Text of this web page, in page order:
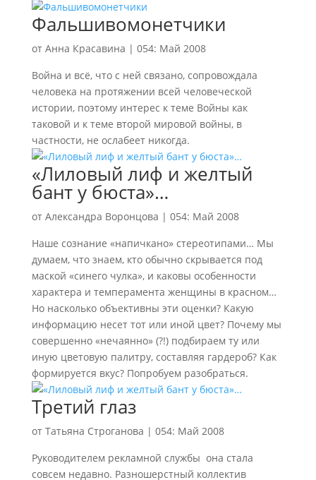
Фальшивомонетчики
от Анна Красавина | 054: Май 2008
Война и всё, что с ней связано, сопровождала
человека на протяжении всей человеческой
истории, поэтому интерес к теме Войны как
таковой и к теме второй мировой войны, в
частности, не ослабеет никогда.
«Лиловый лиф и желтый
бант у бюста»…
от Александра Воронцова | 054: Май 2008
Наше сознание «напичкано» стереотипами… Мы
думаем, что знаем, кто обычно скрывается под
маской «синего чулка», и каковы особенности
характера и темперамента женщины в красном…
Но насколько объективны эти оценки? Какую
информацию несет тот или иной цвет? Почему мы
совершенно «нечаянно» (?!) подбираем ту или
иную цветовую палитру, составляя гардероб? Как
формируется вкус? Попробуем разобраться.
Третий глаз
от Татьяна Строганова | 054: Май 2008
Руководителем рекламной службы она стала
совсем недавно. Разношерстный коллектив